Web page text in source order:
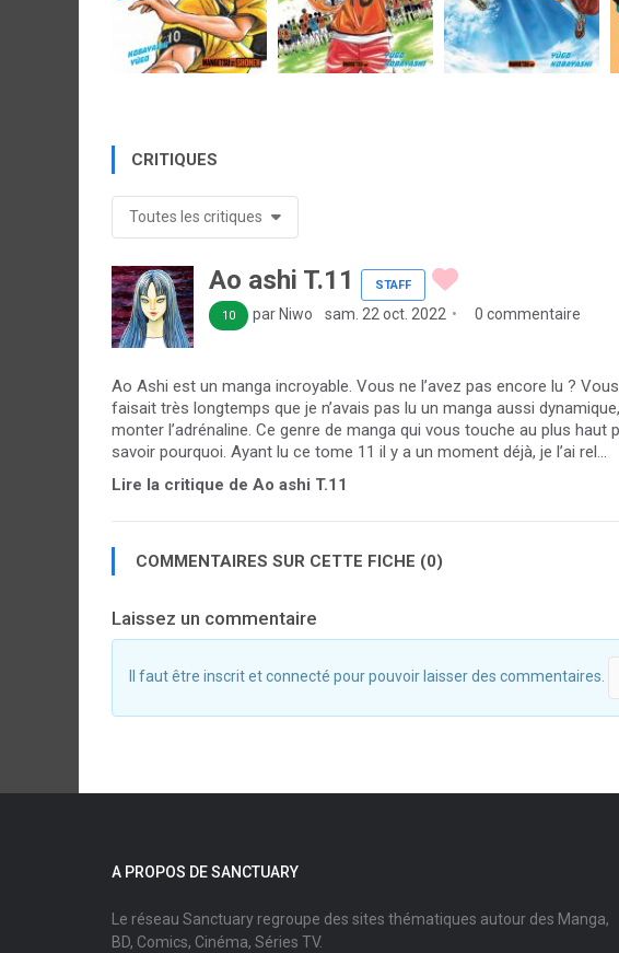
CRITIQUES
Toutes les critiques
Ao ashi T.11 STAFF
10 par Niwo sam. 22 oct. 2022 0 commentaire
Ao Ashi est un manga incroyable. Vous ne l’avez pas encore lu ?
faisait très longtemps que je n’avais pas lu un manga aussi
monter l’adrénaline. Ce genre de manga qui vous touche au plus
savoir pourquoi. Ayant lu ce tome 11 il y a un moment déjà, je l’ai rel...
Lire la critique de Ao ashi T.11
COMMENTAIRES SUR CETTE FICHE (0)
Laissez un commentaire
Il faut être inscrit et connecté pour pouvoir laisser des commentaires.
A PROPOS DE SANCTUARY
Le réseau Sanctuary regroupe des sites thématiques autour des Manga,
BD, Comics, Cinéma, Séries TV.